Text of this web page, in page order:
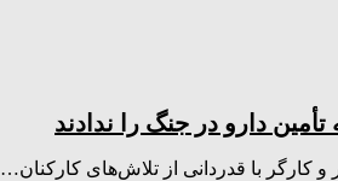
دارو در جنگ را ندادند
کارگر با قدردانی از تلاش‌های کارکنان…